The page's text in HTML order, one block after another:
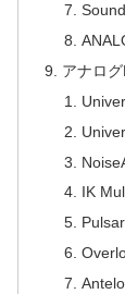
アナロ
IK